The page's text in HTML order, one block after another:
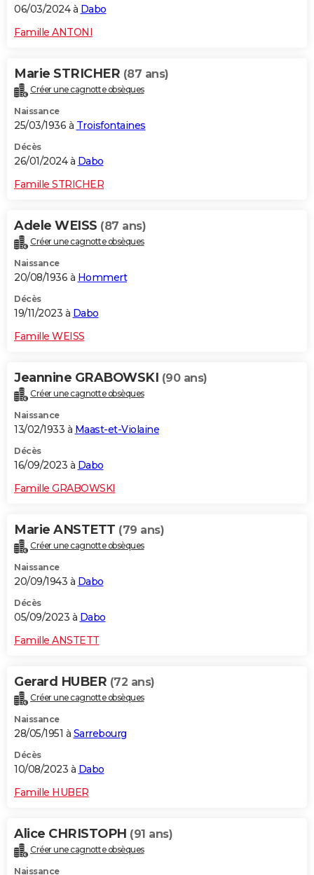
06/03/2024 à Dabo
Famille ANTONI
Marie STRICHER (87 ans)
Créer une cagnotte obsèques
Naissance
25/03/1936 à Troisfontaines
Décès
26/01/2024 à Dabo
Famille STRICHER
Adele WEISS (87 ans)
Créer une cagnotte obsèques
Naissance
20/08/1936 à Hommert
Décès
19/11/2023 à Dabo
Famille WEISS
Jeannine GRABOWSKI (90 ans)
Créer une cagnotte obsèques
Naissance
13/02/1933 à Maast-et-Violaine
Décès
16/09/2023 à Dabo
Famille GRABOWSKI
Marie ANSTETT (79 ans)
Créer une cagnotte obsèques
Naissance
20/09/1943 à Dabo
Décès
05/09/2023 à Dabo
Famille ANSTETT
Gerard HUBER (72 ans)
Créer une cagnotte obsèques
Naissance
28/05/1951 à Sarrebourg
Décès
10/08/2023 à Dabo
Famille HUBER
Alice CHRISTOPH (91 ans)
Créer une cagnotte obsèques
Naissance